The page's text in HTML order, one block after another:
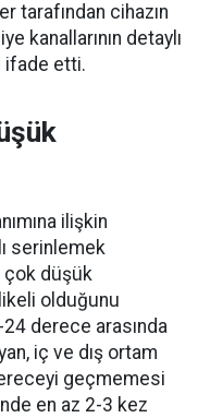
tarafından cihazın
kanallarının detaylı
ifade etti.
ilişkin
serinlemek
çok düşük
olduğunu
24 derece arasında
iç ve dış ortam
geçmemesi
en az 2-3 kez